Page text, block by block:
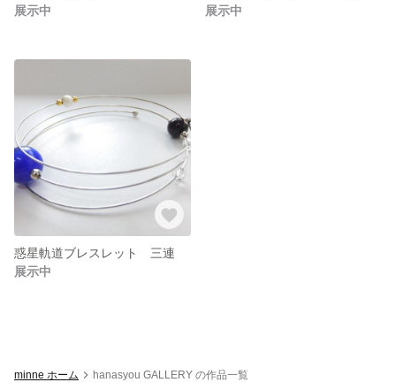
展示中
展示中
惑星軌道ブレスレット 三連
展示中
minne ホーム hanasyou GALLERY の作品一覧